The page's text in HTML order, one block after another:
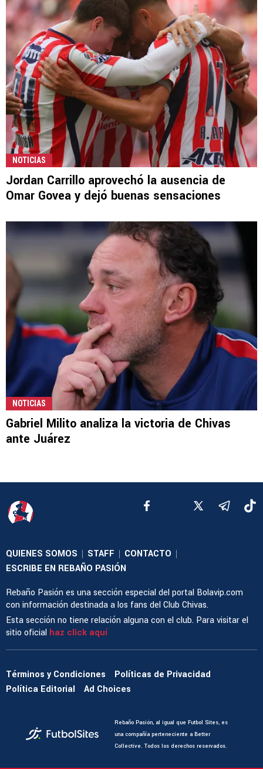
NOTICIAS
Jordan Carrillo aprovechó la ausencia de
Omar Govea y dejó buenas sensaciones
NOTICIAS
Gabriel Milito analiza la victoria de Chivas
ante Juárez
QUIENES SOMOS | STAFF | CONTACTO |
ESCRIBE EN REBAÑO PASIÓN
Rebaño Pasión es una sección especial del portal Bolavip.com
con información destinada a los fans del Club Chivas.
Esta sección no tiene relación alguna con el club. Para visitar el
sitio oficial haz click aquí
Términos y Condiciones
Políticas de Privacidad
Política Editorial
Ad Choices
Rebaño Pasión, al igual que Futbol Sites, es
una compañía perteneciente a Better
Collective. Todos los derechos reservados.